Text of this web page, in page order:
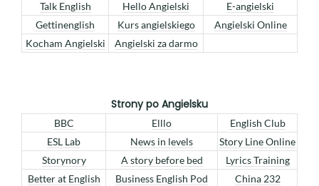
Talk English
Hello Angielski
E-angielski
Gettinenglish
Kurs angielskiego
Angielski Online
Kocham Angielski
Angielski za darmo
Strony po Angielsku
BBC Elllo
English Club
ESL Lab
News in levels
Story Line Online
Storynory
A story before bed
Lyrics Training
Better at English
Business English Pod
China 232